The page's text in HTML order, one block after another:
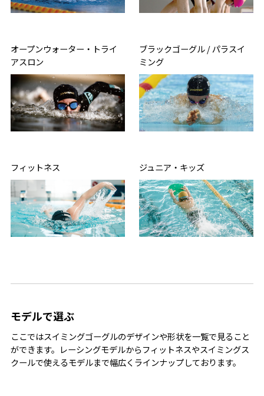
オープンウォーター・トライ
アスロン
ブラックゴーグル / パラスイ
ミング
フィットネス ジュニア・キッズ
モデルで選ぶ
ここではスイミングゴーグルのデザインや形状を一覧で見ること
ができます。レーシングモデルからフィットネスやスイミングス
クールで使えるモデルまで幅広くラインナップしております。